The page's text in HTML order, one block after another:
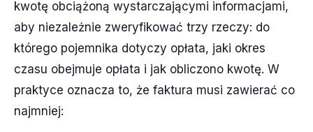
kwotę obciążoną wystarczającymi informacjami,
aby niezależnie zweryfikować trzy rzeczy: do
którego pojemnika dotyczy opłata, jaki okres
czasu obejmuje opłata i jak obliczono kwotę. W
praktyce oznacza to, że faktura musi zawierać co
najmniej: